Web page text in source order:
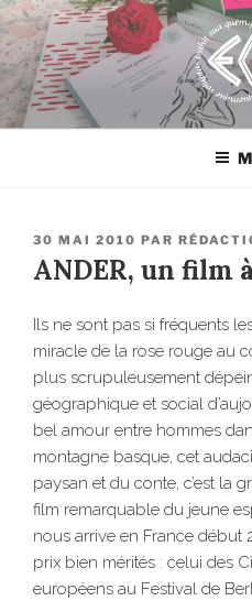
Aller
au
contenu
principal
EROSONYX
Tout livre n’est-il pas une
PUBLIÉ
LE
30 MAI 2010 PAR
ANDER, un film
Ils ne sont pas si fréquents
miracle de la rose rouge au
plus scrupuleusement
géographique et social
bel amour entre hommes
montagne basque, cet
paysan et du conte, c’est la
film remarquable du jeune
nous arrive en France début
prix bien mérités : celui des
européens au Festival de